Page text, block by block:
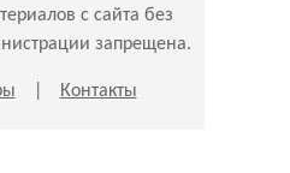
с сайта без
запрещена.
Контакты